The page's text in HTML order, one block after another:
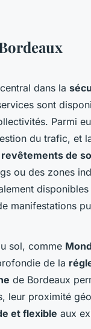
dans la
sont
Parmi
du trafic, et
revêtements de
ou des zones
manifestations
sol, comme
de la
de Bordeaux
leur proximité
et flexible aux